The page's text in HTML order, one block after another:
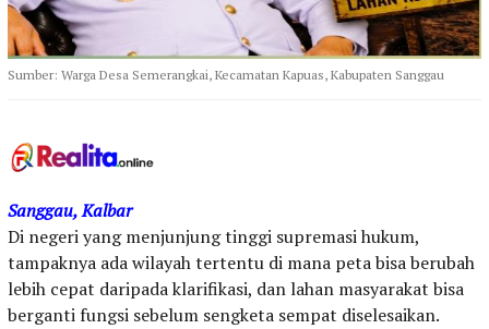
Sumber: Warga Desa Semerangkai, Kecamatan Kapuas, Kabupaten Sanggau
Sanggau, Kalbar
Di negeri yang menjunjung tinggi supremasi hukum,
tampaknya ada wilayah tertentu di mana peta bisa berubah
lebih cepat daripada klarifikasi, dan lahan masyarakat bisa
berganti fungsi sebelum sengketa sempat diselesaikan.